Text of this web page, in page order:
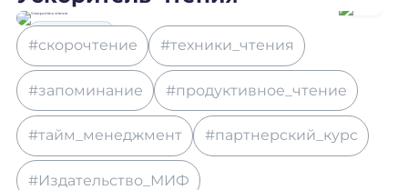
#скорочтение #техники_чтения
#запоминание #продуктивное_чтение
#тайм_менеджмент #партнерский_курс
#Издательство_МИФ